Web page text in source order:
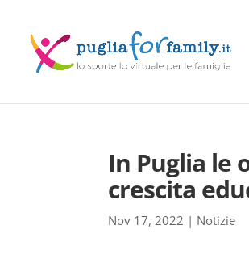
In Puglia le
crescita
Nov 17, 2022 | Notizie